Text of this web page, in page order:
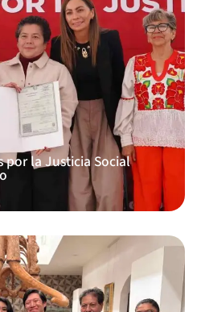
por la Justicia Social